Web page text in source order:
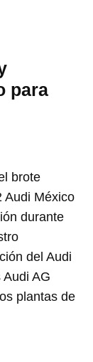
para
brote
Audi México
durante
del Audi
AG
plantas de